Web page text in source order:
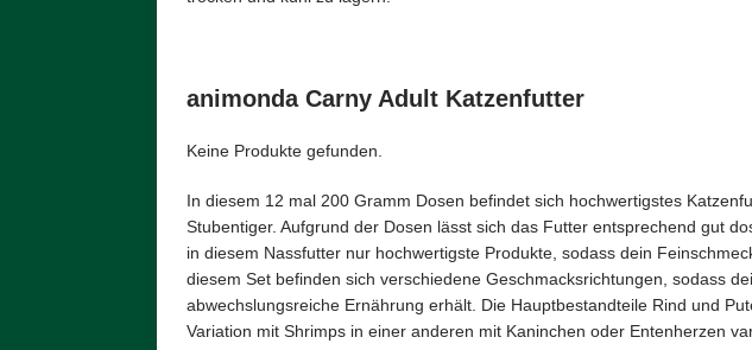
animonda Carny Adult Katzenfutter
Keine Produkte gefunden.
In diesem 12 mal 200 Gramm Dosen befindet sich hochwertigstes
Stubentiger. Aufgrund der Dosen lässt sich das Futter entsprechend gut
in diesem Nassfutter nur hochwertigste Produkte, sodass dein
diesem Set befinden sich verschiedene Geschmacksrichtungen, sodass
abwechslungsreiche Ernährung erhält. Die Hauptbestandteile Rind und
Variation mit Shrimps in einer anderen mit Kaninchen oder Entenherzen